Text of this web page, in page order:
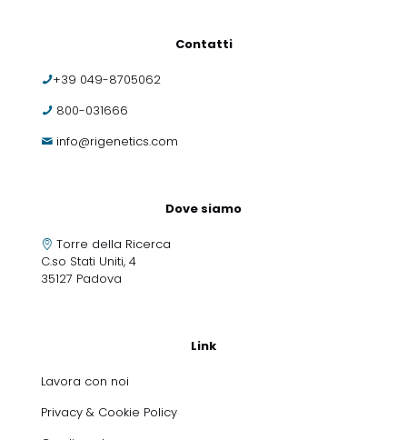
Contatti
+39 049-8705062
800-031666
info@rigenetics.com
Dove siamo
Torre della Ricerca
C.so Stati Uniti, 4
35127 Padova
Link
Lavora con noi
Privacy & Cookie Policy